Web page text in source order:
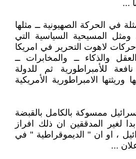
...
في الحركة الصهيونية ــ مثلها
المسيحية السياسية التي
لاهوت التحرير في امريكا
والذكاء ــ والمخابرات ــ
للأمبراطورية ثم للدولة
وريثتها الامبراطورية الأمريكية
ممسوكة بالكامل بالقبضة
بدا لغير المدققين ان ذلك افراز
، او ان " الديموقراطية " في
...